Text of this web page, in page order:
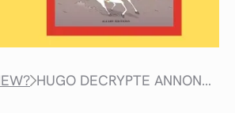
HUGO DECRYPTE ANNONCE SA PREMIÈRE BANDE DESSINÉE